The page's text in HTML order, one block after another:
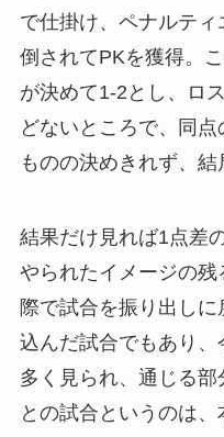
で仕掛け、ペナルテ
倒されてPKを獲得。
が決めて1-2とし、ロ
どないところで、同
ものの決めきれず、結
結果だけ見れば1点差
やられたイメージの
際で試合を振り出し
込んだ試合でもあり
多く見られ、通じる
との試合というのは